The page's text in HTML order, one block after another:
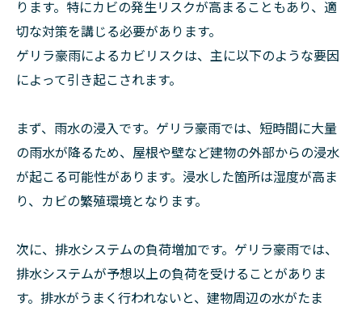
ります。特にカビの発生リスクが高まることもあり、適
切な対策を講じる必要があります。
ゲリラ豪雨によるカビリスクは、主に以下のような要因
によって引き起こされます。
まず、雨水の浸入です。ゲリラ豪雨では、短時間に大量
の雨水が降るため、屋根や壁など建物の外部からの浸水
が起こる可能性があります。浸水した箇所は湿度が高ま
り、カビの繁殖環境となります。
次に、排水システムの負荷増加です。ゲリラ豪雨では、
排水システムが予想以上の負荷を受けることがありま
す。排水がうまく行われないと、建物周辺の水がたま